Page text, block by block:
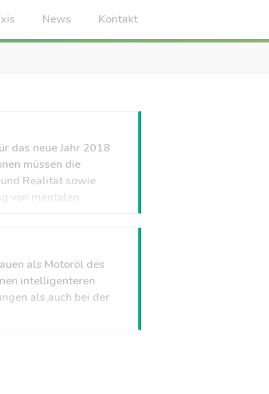
News Kontakt
das neue Jahr 2018
müssen die
Realität sowie
von mentalen
als Motoröl des
intelligenteren
als auch bei der